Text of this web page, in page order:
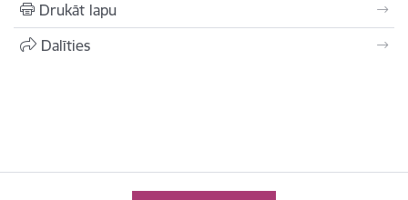
Drukāt lapu
Dalīties